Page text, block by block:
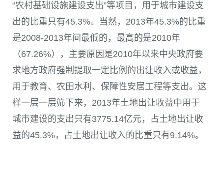
“农村基础设施建设支出”等项目，用于城市建设支
出的比重只有45.3%。当然，2013年45.3%的比重
是2008-2013年间最低的，最高的是2010年
（67.26%），主要原因是2010年以来中央政府要
求地方政府强制提取一定比例的出让收入或收益，
用于教育、农田水利、保障性安居工程等支出。这
样一层一层筛下来，2013年土地出让收益中用于
城市建设的支出只有3775.14亿元，占土地出让收
益的45.3%，占土地出让收入的比重只有9.14%。